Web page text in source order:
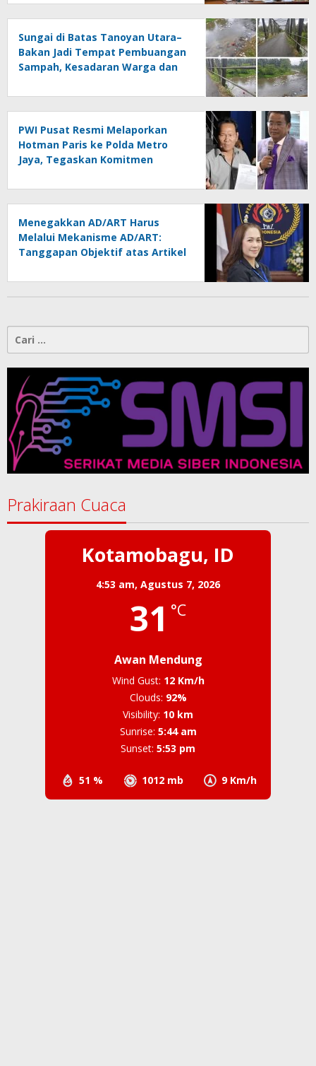
Sungai di Batas Tanoyan Utara–
Bakan Jadi Tempat Pembuangan
Sampah, Kesadaran Warga dan
Dipertanyakan
PWI Pusat Resmi Melaporkan
Hotman Paris ke Polda Metro
Jaya, Tegaskan Komitmen
Menegakkan AD/ART Harus
Melalui Mekanisme AD/ART:
Tanggapan Objektif atas Artikel
Konspirasi Melanggar Aturan”
Cari
untuk:
Prakiraan Cuaca
Kotamobagu, ID
4:53 am, Agustus 7, 2026
31 °C
Awan Mendung
51 % 1012 mb 9 Km/h
Wind Gust: 12 Km/h
Clouds: 92%
Visibility: 10 km
Sunrise: 5:44 am
Sunset: 5:53 pm